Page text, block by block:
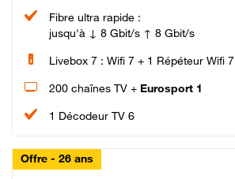
Fibre ultra rapide :
jusqu'à ↓ 8 Gbit/s ↑ 8 Gbit/s
Livebox 7 : Wifi 7 + 1 Répéteur Wifi 7
200 chaînes TV + Eurosport 1
1 Décodeur TV 6
Offre - 26 ans